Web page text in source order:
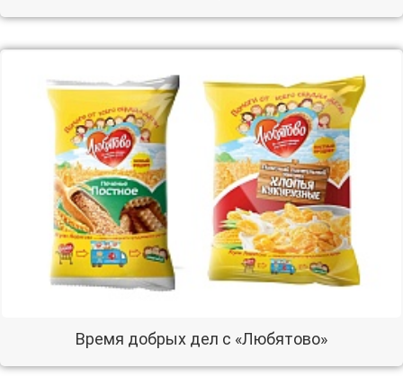
Время добрых дел с «Любятово»